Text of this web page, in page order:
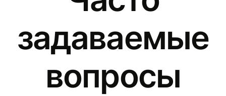
задаваемые
вопросы